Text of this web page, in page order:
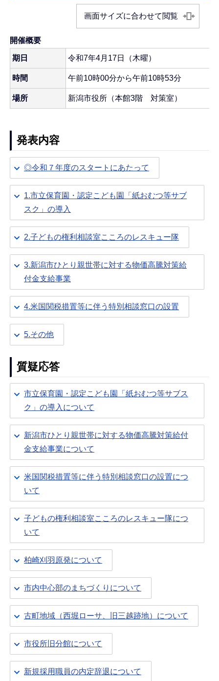
画面サイズに合わせて閲覧
開催概要
期日 令和7年4月17日（木曜）
時間 午前10時00分から午前10時53分
場所 新潟市役所（本館3階 対策室）
発表内容
◎令和７年度のスタートにあたって
1.市立保育園・認定こども園「紙おむつ等サブ
スク」の導入
2.子どもの権利相談室こころのレスキュー隊
3.新潟市ひとり親世帯に対する物価高騰対策給
付金支給事業
4.米国関税措置等に伴う特別相談窓口の設置
5.その他
質疑応答
市立保育園・認定こども園「紙おむつ等サブス
ク」の導入について
新潟市ひとり親世帯に対する物価高騰対策給付
金支給事業について
米国関税措置等に伴う特別相談窓口の設置につ
いて
子どもの権利相談室こころのレスキュー隊につ
いて
柏崎刈羽原発について
市内中心部のまちづくりについて
古町地域（西堀ローサ、旧三越跡地）について
市役所旧分館について
新規採用職員の内定辞退について